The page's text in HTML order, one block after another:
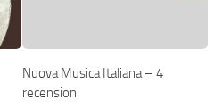
Nuova Musica Italiana – 4
recensioni